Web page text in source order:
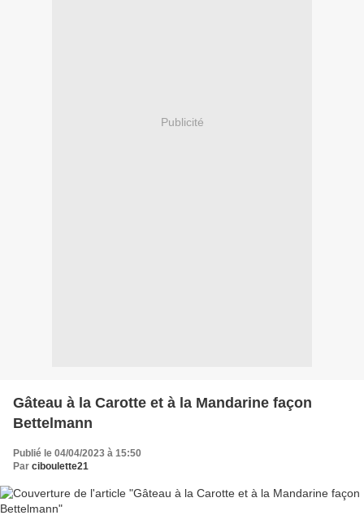
Publicité
Gâteau à la Carotte et à la Mandarine façon
Bettelmann
Publié le 04/04/2023 à 15:50
Par ciboulette21